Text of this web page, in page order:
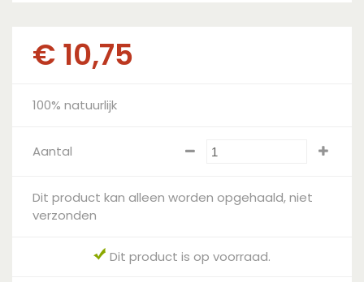
€10,75
100% natuurlijk
Aantal
Dit product kan alleen worden opgehaald, niet
verzonden
Dit product is op voorraad.